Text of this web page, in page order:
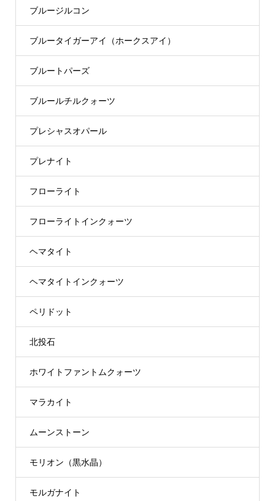
ブルージルコン
ブルータイガーアイ（ホークスアイ）
ブルートパーズ
ブルールチルクォーツ
プレシャスオパール
プレナイト
フローライト
フローライトインクォーツ
ヘマタイト
ヘマタイトインクォーツ
ペリドット
北投石
ホワイトファントムクォーツ
マラカイト
ムーンストーン
モリオン（黒水晶）
モルガナイト